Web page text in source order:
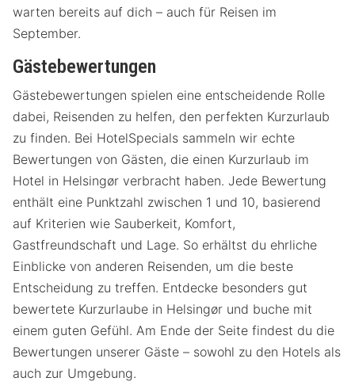
warten bereits auf dich – auch für Reisen im
September.
Gästebewertungen
Gästebewertungen spielen eine entscheidende Rolle
dabei, Reisenden zu helfen, den perfekten Kurzurlaub
zu finden. Bei HotelSpecials sammeln wir echte
Bewertungen von Gästen, die einen Kurzurlaub im
Hotel in Helsingør verbracht haben. Jede Bewertung
enthält eine Punktzahl zwischen 1 und 10, basierend
auf Kriterien wie Sauberkeit, Komfort,
Gastfreundschaft und Lage. So erhältst du ehrliche
Einblicke von anderen Reisenden, um die beste
Entscheidung zu treffen. Entdecke besonders gut
bewertete Kurzurlaube in Helsingør und buche mit
einem guten Gefühl. Am Ende der Seite findest du die
Bewertungen unserer Gäste – sowohl zu den Hotels als
auch zur Umgebung.